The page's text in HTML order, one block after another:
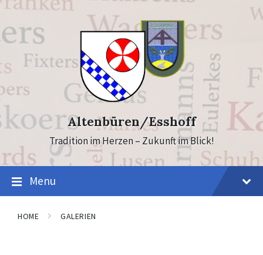
Skip
content
Skip
footer
Altenbüren/Esshoff
Tradition im Herzen – Zukunft im Blick!
Menu
HOME GALERIEN